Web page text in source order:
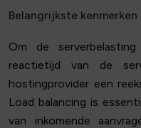
Belangrijkste kenmerken
Om de
reactietijd van de
hostingprovider een
Load balancing is
van inkomende